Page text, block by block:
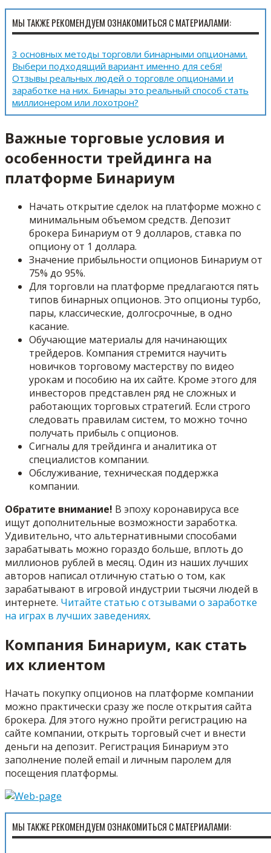
МЫ ТАКЖЕ РЕКОМЕНДУЕМ ОЗНАКОМИТЬСЯ С МАТЕРИАЛАМИ:
3 основных методы торговли бинарными опционами.
Выбери подходящий вариант именно для себя!
Отзывы реальных людей о торговле опционами и
заработке на них. Бинары это реальный способ стать
миллионером или лохотрон?
Важные торговые условия и
особенности трейдинга на
платформе Бинариум
Начать открытие сделок на платформе можно с
минимальным объемом средств. Депозит
брокера Бинариум от 9 долларов, ставка по
опциону от 1 доллара.
Значение прибыльности опционов Бинариум от
75% до 95%.
Для торговли на платформе предлагаются пять
типов бинарных опционов. Это опционы турбо,
пары, классические, долгосрочные, в одно
касание.
Обучающие материалы для начинающих
трейдеров. Компания стремится научить
новичков торговому мастерству по видео
урокам и пособию на их сайте. Кроме этого для
инвесторов представлен ряд не сложных и
работающих торговых стратегий. Если строго
следовать правилам систем, то можно точно
получать прибыль с опционов.
Сигналы для трейдинга и аналитика от
специалистов компании.
Обслуживание, техническая поддержка
компании.
Обратите внимание! В эпоху коронавируса все
ищут дополнительные возможности заработка.
Удивительно, что альтернативными способами
зарабатывать можно гораздо больше, вплоть до
миллионов рублей в месяц. Один из наших лучших
авторов написал отличную статью о том, как
зарабатывают в игровой индустрии тысячи людей в
интернете. Читайте статью с отзывами о заработке
на играх в лучших заведениях.
Компания Бинариум, как стать
их клиентом
Начать покупку опционов на платформе компании
можно практически сразу же после открытия сайта
брокера. Для этого нужно пройти регистрацию на
сайте компании, открыть торговый счет и внести
деньги на депозит. Регистрация Бинариум это
заполнение полей email и личным паролем для
посещения платформы.
МЫ ТАКЖЕ РЕКОМЕНДУЕМ ОЗНАКОМИТЬСЯ С МАТЕРИАЛАМИ: